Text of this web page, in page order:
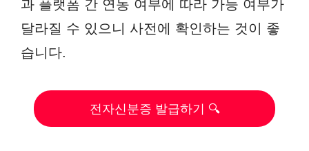
과 플랫폼 간 연동 여부에 따라 가능 여부가
달라질 수 있으니 사전에 확인하는 것이 좋
습니다.
전자신분증 발급하기 🔍